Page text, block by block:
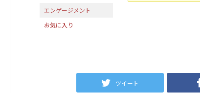
エンゲージメント
お気に入り
ツイート